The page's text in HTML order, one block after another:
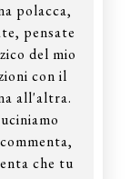
polacca,
pensate
del mio
con il
all'altra.
che tu